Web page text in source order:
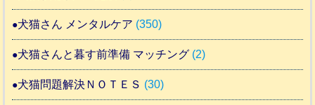
犬猫さん メンタルケア (350)
犬猫さんと暮す前準備 マッチング (2)
犬猫問題解決ＮＯＴＥＳ (30)